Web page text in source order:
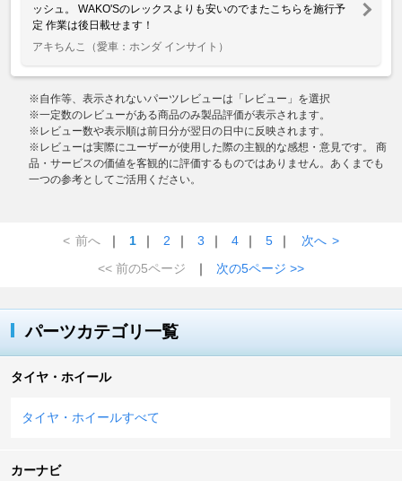
ッシュ。 WAKO'Sのレックスよりも安いのでまたこちらを施行予
定 作業は後日載せます！
アキちんこ
（愛車：ホンダ インサイト）
※自作等、表示されないパーツレビューは「レビュー」を選択
※一定数のレビューがある商品のみ製品評価が表示されます。
※レビュー数や表示順は前日分が翌日の日中に反映されます。
※レビューは実際にユーザーが使用した際の主観的な感想・意見です。 商
品・サービスの価値を客観的に評価するものではありません。あくまでも
一つの参考としてご活用ください。
< 前へ ｜ 1 ｜ 2 ｜ 3 ｜ 4 ｜ 5 ｜ 次へ >
<< 前の5ページ
｜ 次の5ページ >>
パーツカテゴリ一覧
タイヤ・ホイール
タイヤ・ホイールすべて
カーナビ